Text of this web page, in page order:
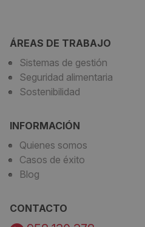
ÁREAS DE TRABAJO
Sistemas de gestión
Seguridad alimentaria
Sostenibilidad
INFORMACIÓN
Quienes somos
Casos de éxito
Blog
CONTACTO